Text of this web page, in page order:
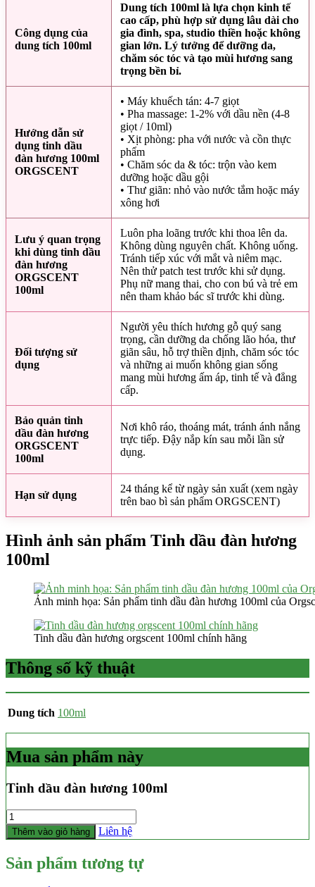
Công dụng của
dung tích 100ml
Dung tích 100ml là lựa chọn kinh tế
cao cấp, phù hợp sử dụng lâu dài cho
gia đình, spa, studio thiền hoặc không
gian lớn. Lý tưởng để dưỡng da,
chăm sóc tóc và tạo mùi hương sang
trọng bền bỉ.
Hướng dẫn sử
dụng tinh dầu
đàn hương 100ml
ORGSCENT
• Máy khuếch tán: 4-7 giọt
• Pha massage: 1-2% với dầu nền (4-8
giọt / 10ml)
• Xịt phòng: pha với nước và cồn thực
phẩm
• Chăm sóc da & tóc: trộn vào kem
dưỡng hoặc dầu gội
• Thư giãn: nhỏ vào nước tắm hoặc máy
xông hơi
Lưu ý quan trọng
khi dùng tinh dầu
đàn hương
ORGSCENT
100ml
Luôn pha loãng trước khi thoa lên da.
Không dùng nguyên chất. Không uống.
Tránh tiếp xúc với mắt và niêm mạc.
Nên thử patch test trước khi sử dụng.
Phụ nữ mang thai, cho con bú và trẻ em
nên tham khảo bác sĩ trước khi dùng.
Đối tượng sử
dụng
Người yêu thích hương gỗ quý sang
trọng, cần dưỡng da chống lão hóa, thư
giãn sâu, hỗ trợ thiền định, chăm sóc tóc
và những ai muốn không gian sống
mang mùi hương ấm áp, tinh tế và đẳng
cấp.
Bảo quản tinh
dầu đàn hương
ORGSCENT
100ml
Nơi khô ráo, thoáng mát, tránh ánh nắng
trực tiếp. Đậy nắp kín sau mỗi lần sử
dụng.
Hạn sử dụng
24 tháng kể từ ngày sản xuất (xem ngày
trên bao bì sản phẩm ORGSCENT)
Hình ảnh sản phẩm Tinh dầu đàn hương
100ml
Ảnh minh họa: Sản phẩm tinh dầu đàn hương 100ml của
Tinh dầu đàn hương orgscent 100ml chính hãng
Thông số kỹ thuật
Dung tích 100ml
Mua sản phẩm này
Tinh dầu đàn hương 100ml
Số
lượng
Thêm vào giỏ hàng Liên hệ
Sản phẩm tương tự